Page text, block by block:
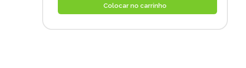
Colocar no carrinho